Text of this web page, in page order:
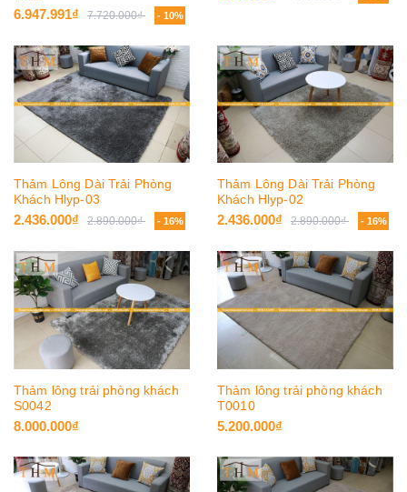
6.947.991₫ 7.720.000₫ - 10%
Thảm Lông Dài Trải Phòng
Khách Hlyp-03
2.436.000₫ 2.890.000₫ - 16%
Thảm Lông Dài Trải Phòng
Khách Hlyp-02
2.436.000₫ 2.890.000₫ - 16%
Thảm lông trải phòng khách
S0042
8.000.000₫
Thảm lông trải phòng khách
T0010
5.200.000₫